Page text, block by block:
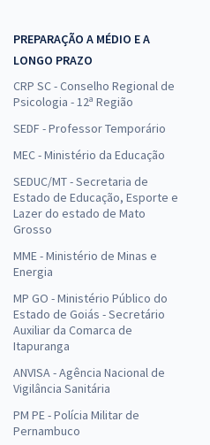
PREPARAÇÃO A MÉDIO E A
LONGO PRAZO
CRP SC - Conselho Regional de
Psicologia - 12ª Região
SEDF - Professor Temporário
MEC - Ministério da Educação
SEDUC/MT - Secretaria de
Estado de Educação, Esporte e
Lazer do estado de Mato
Grosso
MME - Ministério de Minas e
Energia
MP GO - Ministério Público do
Estado de Goiás - Secretário
Auxiliar da Comarca de
Itapuranga
ANVISA - Agência Nacional de
Vigilância Sanitária
PM PE - Polícia Militar de
Pernambuco